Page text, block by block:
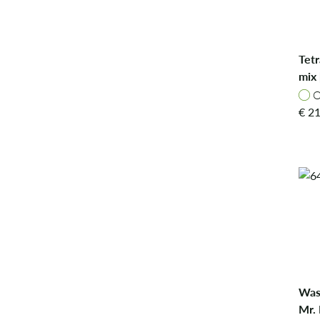
mix
€
Mr.